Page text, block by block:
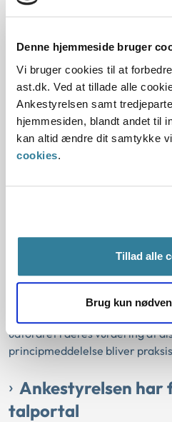
Denne hjemmeside bruger
Vi bruger cookies til at
ast.dk. Ved at tillade alle
Ankestyrelsen samt
hjemmesiden, blandt andet til
kan altid ændre dit samtykke
cookies.
Tillad alle
Brug kun
børn og unge-udvalg, i
for børnene og de unge at
Praksis for
selvstændiges
forsørgelse er nu
principmeddelelse
Integrationsydelse, uddannelses- og
principmeddelelser om
ret til hjælp til forsørgelsen i
udfordret i deres vurdering af
principmeddelelse bliver
Ankestyrelsen har
talportal